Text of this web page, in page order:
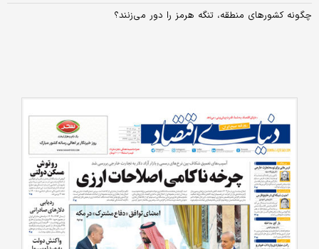
چگونه کشورهای منطقه، تنگه هرمز را دور می‌زنند؟